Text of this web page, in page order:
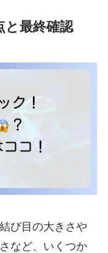
と最終確認
び目の大きさや
など、いくつか